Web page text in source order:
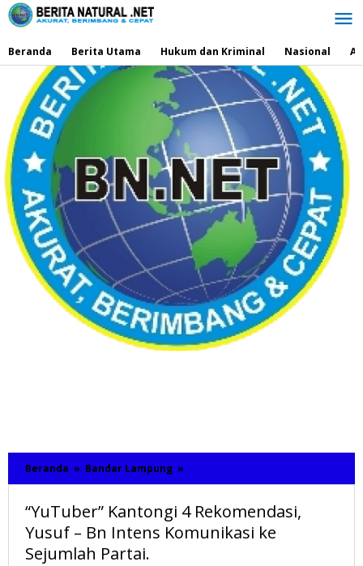
Lewati
ke
Beranda
Berita Utama Hukum dan Kriminal Nasional
Beranda » Bandar Lampung »
Kantongi
Rekomendasi,
Yusuf
-
“YuTuber” Kantongi 4 Rekomendasi,
Yusuf – Bn Intens Komunikasi ke
Sejumlah Partai.